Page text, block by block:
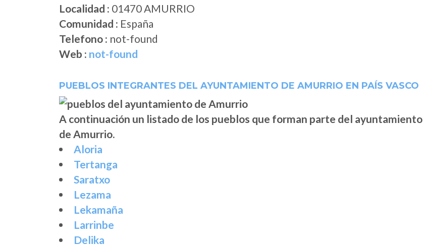
Localidad : 01470 AMURRIO
Comunidad : España
Telefono : not-found
Web : not-found
PUEBLOS INTEGRANTES DEL AYUNTAMIENTO DE AMURRIO EN PAÍS VASCO
A continuación un listado de los pueblos que forman parte del ayuntamiento
de Amurrio.
Aloria
Tertanga
Saratxo
Lezama
Lekamaña
Larrinbe
Delika